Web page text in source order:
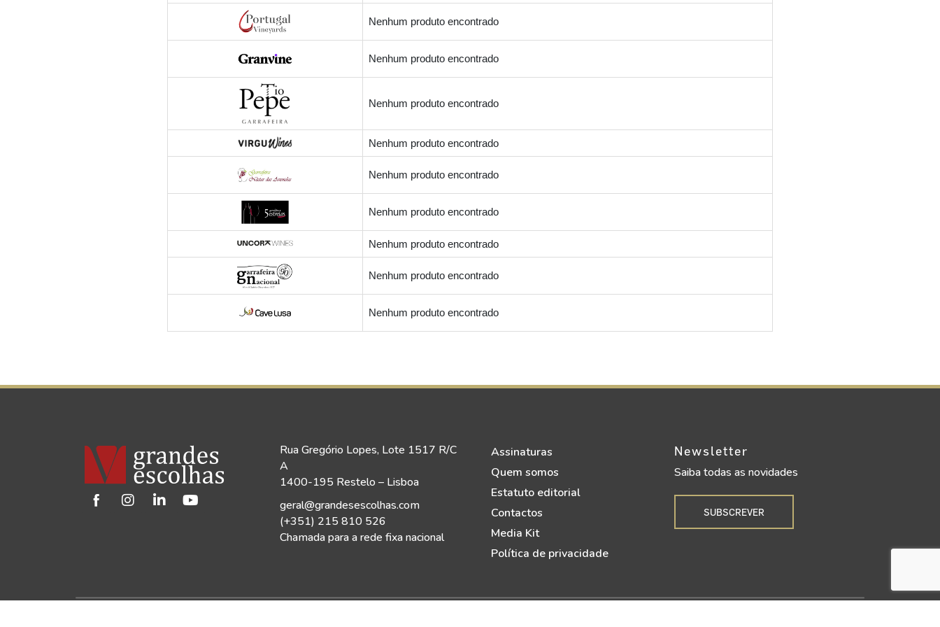
Nenhum produto encontrado
Nenhum produto encontrado
Nenhum produto encontrado
Nenhum produto encontrado
Nenhum produto encontrado
Nenhum produto encontrado
Nenhum produto encontrado
Nenhum produto encontrado
Nenhum produto encontrado
Rua Gregório Lopes, Lote 1517 R/C
A
1400-195 Restelo – Lisboa
geral@grandesescolhas.com
(+351) 215 810 526
Chamada para a rede fixa nacional
Assinaturas
Quem somos
Estatuto editorial
Contactos
Media Kit
Política de privacidade
Newsletter
Saiba todas as novidades
SUBSCREVER